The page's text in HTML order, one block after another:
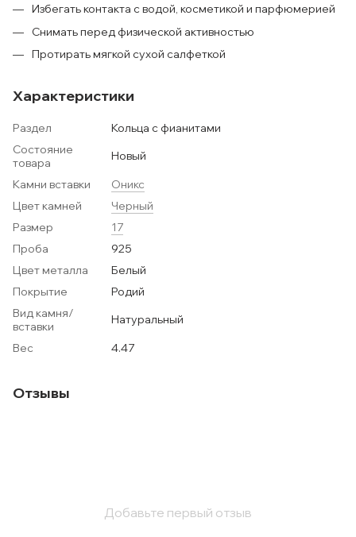
Избегать контакта с водой, косметикой и парфюмерией
Снимать перед физической активностью
Протирать мягкой сухой салфеткой
Характеристики
Раздел
Кольца с фианитами
Состояние
товара
Новый
Камни вставки
Оникс
Цвет камней
Черный
Размер
17
Проба
925
Цвет металла
Белый
Покрытие
Родий
Вид камня/
вставки
Натуральный
Вес
4.47
Отзывы
Добавьте первый отзыв